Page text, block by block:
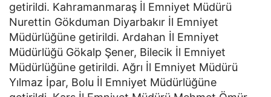
getirildi. Kahramanmaraş İl Emniyet Müdürü
Nurettin Gökduman Diyarbakır İl Emniyet
Müdürlüğüne getirildi. Ardahan İl Emniyet
Müdürlüğü Gökalp Şener, Bilecik İl Emniyet
Müdürlüğüne getirildi. Ağrı İl Emniyet Müdürü
Yılmaz İpar, Bolu İl Emniyet Müdürlüğüne